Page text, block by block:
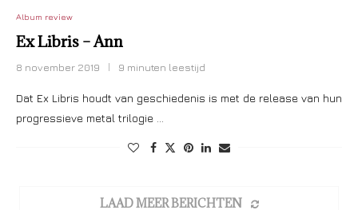
Album review
Ex Libris – Ann
8 november 2019 9 minuten leestijd
Dat Ex Libris houdt van geschiedenis is met de release van hun
progressieve metal trilogie …
LAAD MEER BERICHTEN